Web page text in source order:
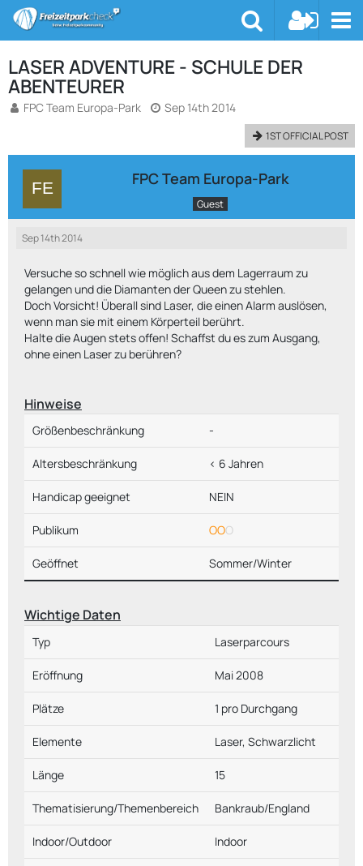
LASER ADVENTURE - SCHULE DER
ABENTEURER
FPC Team Europa-Park Sep 14th 2014
1ST OFFICIAL POST
FPC Team Europa-Park
Guest
Sep 14th 2014
Versuche so schnell wie möglich aus dem Lagerraum zu
gelangen und die Diamanten der Queen zu stehlen.
Doch Vorsicht! Überall sind Laser, die einen Alarm auslösen,
wenn man sie mit einem Körperteil berührt.
Halte die Augen stets offen! Schaffst du es zum Ausgang,
ohne einen Laser zu berühren?
Hinweise
Größenbeschränkung -
Altersbeschränkung < 6 Jahren
Handicap geeignet NEIN
Publikum OOO
Geöffnet Sommer/Winter
Wichtige Daten
Typ Laserparcours
Eröffnung Mai 2008
Plätze 1 pro Durchgang
Elemente Laser, Schwarzlicht
Länge 15
Thematisierung/Themenbereich Bankraub/England
Indoor/Outdoor Indoor